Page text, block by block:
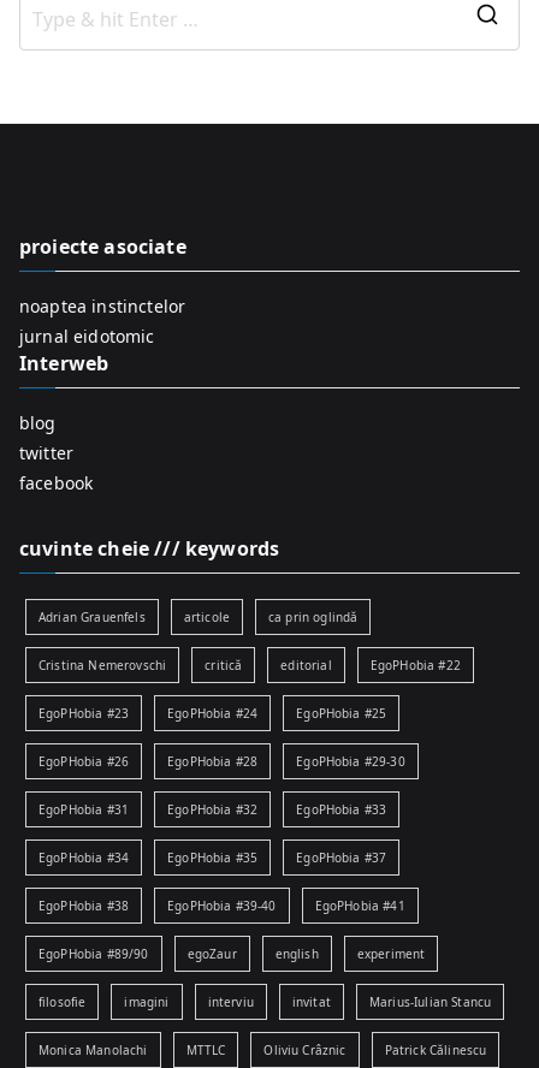
o
proiecte asociate
noaptea instinctelor
jurnal eidotomic
Interweb
blog
twitter
facebook
cuvinte cheie /// keywords
Adrian Grauenfels articole ca prin oglindă
Cristina Nemerovschi critică editorial EgoPHobia #22
EgoPHobia #23 EgoPHobia #24 EgoPHobia #25
EgoPHobia #26 EgoPHobia #28 EgoPHobia #29-30
EgoPHobia #31 EgoPHobia #32 EgoPHobia #33
EgoPHobia #34 EgoPHobia #35 EgoPHobia #37
EgoPHobia #38 EgoPHobia #39-40 EgoPHobia #41
EgoPHobia #89/90 egoZaur english experiment
filosofie imagini interviu invitat Marius-Iulian Stancu
Monica Manolachi MTTLC Oliviu Crâznic Patrick Călinescu